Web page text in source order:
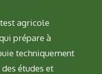
agricole
prépare à
techniquement
études et